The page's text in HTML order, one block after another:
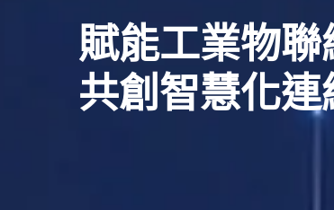
賦能工業物聯
共創智慧化連